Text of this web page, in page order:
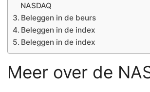
NASDAQ
Beleggen in de beurs
Beleggen in de index
Beleggen in de index
Meer over de